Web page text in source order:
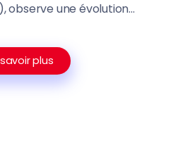
observe une évolution...
plus